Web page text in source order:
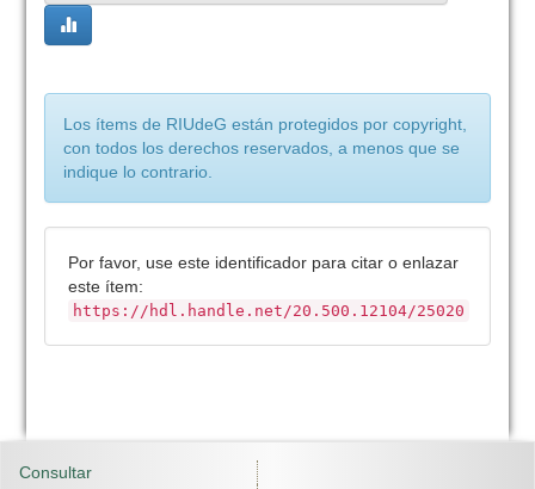
Los ítems de RIUdeG están protegidos por copyright,
con todos los derechos reservados, a menos que se
indique lo contrario.
Por favor, use este identificador para citar o enlazar
este ítem:
https://hdl.handle.net/20.500.12104/25020
Consultar